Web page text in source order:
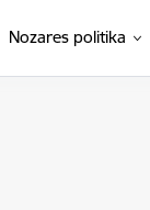
Nozares politika